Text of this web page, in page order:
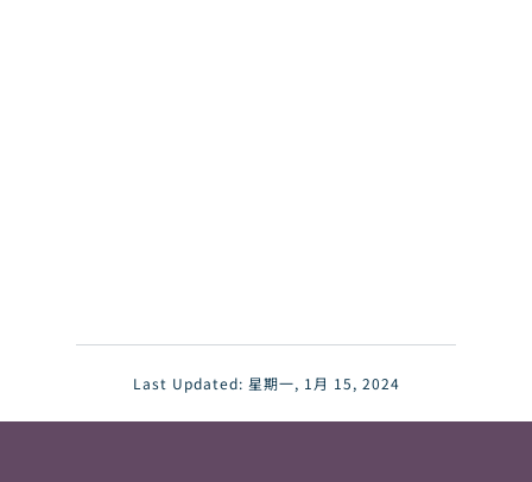
Last Updated: 星期一, 1月 15, 2024